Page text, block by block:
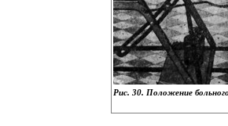
Рис. 30. Положение